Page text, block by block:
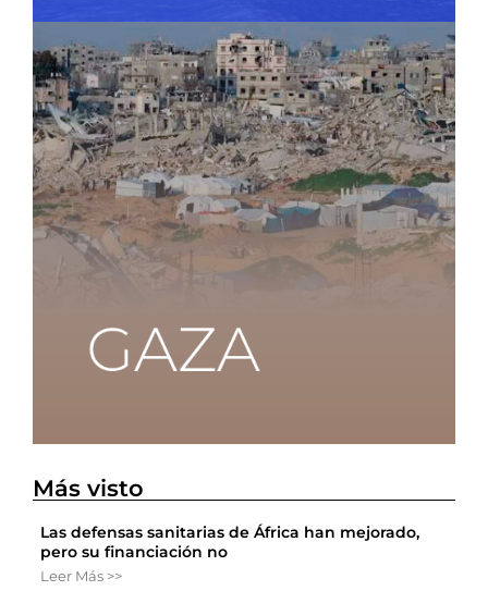
Más visto
Las defensas sanitarias de África han mejorado,
pero su financiación no
Leer Más >>